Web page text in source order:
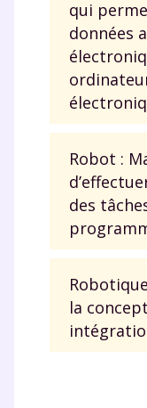
qui
données
Robot :
des
la